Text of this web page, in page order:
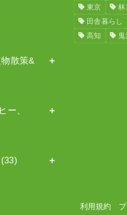
散策&
ー、
(33)
東京
林
田舎暮らし
高知
利用規約